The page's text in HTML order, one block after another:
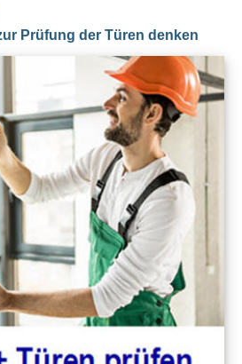
Prüfung der Türen denken